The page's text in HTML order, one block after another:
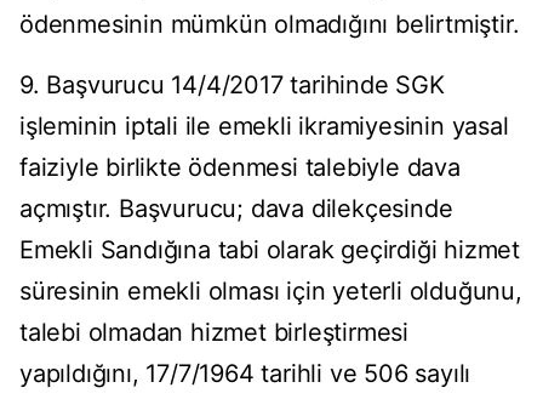
ödenmesinin mümkün olmadığını belirtmiştir.
9. Başvurucu 14/4/2017 tarihinde SGK
işleminin iptali ile emekli ikramiyesinin yasal
faiziyle birlikte ödenmesi talebiyle dava
açmıştır. Başvurucu; dava dilekçesinde
Emekli Sandığına tabi olarak geçirdiği hizmet
süresinin emekli olması için yeterli olduğunu,
talebi olmadan hizmet birleştirmesi
yapıldığını, 17/7/1964 tarihli ve 506 sayılı